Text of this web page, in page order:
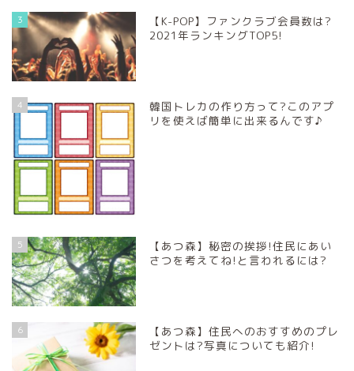
3
【K-POP】ファンクラブ会員数は?
2021年ランキングTOP5!
4
韓国トレカの作り方って?このアプ
リを使えば簡単に出来るんです♪
5
【あつ森】秘密の挨拶!住民にあい
さつを考えてね!と言われるには?
6
【あつ森】住民へのおすすめのプレ
ゼントは?写真についても紹介!